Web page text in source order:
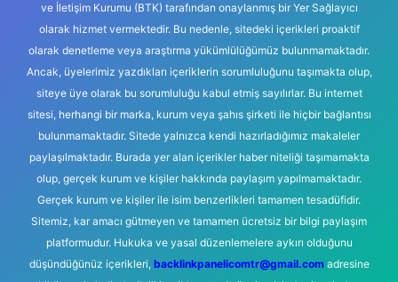
ve İletişim Kurumu (BTK) tarafından onaylanmış bir Yer Sağlayıcı
olarak hizmet vermektedir. Bu nedenle, sitedeki içerikleri proaktif
olarak denetleme veya araştırma yükümlülüğümüz bulunmamaktadır.
Ancak, üyelerimiz yazdıkları içeriklerin sorumluluğunu taşımakta olup,
siteye üye olarak bu sorumluluğu kabul etmiş sayılırlar. Bu internet
sitesi, herhangi bir marka, kurum veya şahıs şirketi ile hiçbir bağlantısı
bulunmamaktadır. Sitede yalnızca kendi hazırladığımız makaleler
paylaşılmaktadır. Burada yer alan içerikler haber niteliği taşımamakta
olup, gerçek kurum ve kişiler hakkında paylaşım yapılmamaktadır.
Gerçek kurum ve kişiler ile isim benzerlikleri tamamen tesadüfidir.
Sitemiz, kar amacı gütmeyen ve tamamen ücretsiz bir bilgi paylaşım
platformudur. Hukuka ve yasal düzenlemelere aykırı olduğunu
düşündüğünüz içerikleri, backlinkpanelicomtr@gmail.comadresine